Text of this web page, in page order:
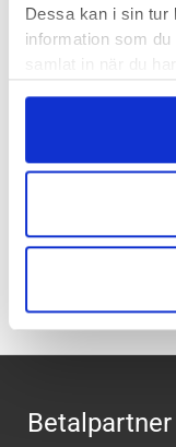
Dessa kan i sin tur
information som
samlat in när du
Danska Ecco har
timmar. Den mer
kängan vid
kan variera men vi
Ecco vid samtliga
Recensioner
Betalpartner